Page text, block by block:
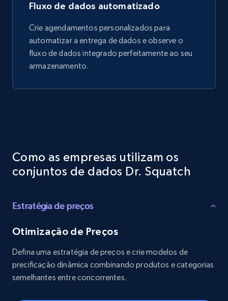
Fluxo de dados automatizado
Crie agendamentos personalizados para
automatizar a entrega de dados e observe o
fluxo de dados integrado perfeitamente ao seu
armazenamento.
Como as empresas utilizam os
conjuntos de dados Dr. Squatch
Estratégia de preços
Otimização de Preços
Defina uma estratégia de preços e crie modelos de
precificação dinâmica combinando produtos e categorias
semelhantes entre concorrentes.